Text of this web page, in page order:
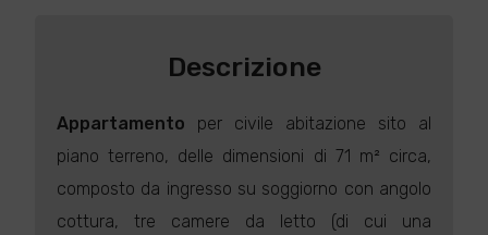
Descrizione
Appartamento per civile abitazione sito al
piano terreno, delle dimensioni di 71 m² circa,
composto da ingresso su soggiorno con angolo
cottura, tre camere da letto (di cui una